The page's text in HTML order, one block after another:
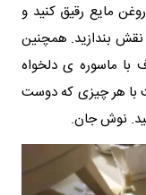
مایع رقیق کنید و
بندازید. همچنین
با ماسوره ی دلخواه
با هر چیزی که دوست
نوش جان.